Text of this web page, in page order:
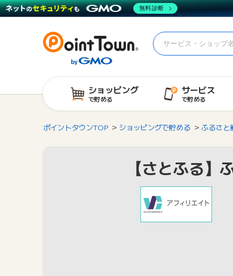
ショッピング
で貯める
サービス
で貯める
ポイントタウンTOP ショッピングで貯める ふるさと
【さとふる】
無料診断